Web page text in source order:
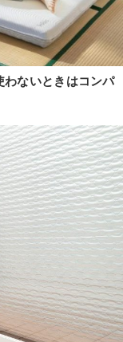
わないときはコンパ